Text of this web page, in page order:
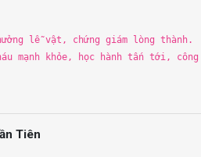
lễ vật, chứng giám lòng thành.
mạnh khỏe, học hành tấn tới, công
Tiên